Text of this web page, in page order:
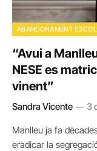
ABANDONAMENT
“Avui a
NESE es
vinent”
Sandra Vicente 3
Manlleu ja fa
eradicar la